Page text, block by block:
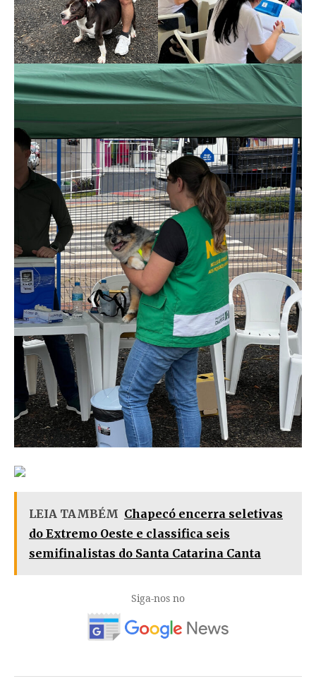
LEIA TAMBÉM Chapecó encerra seletivas
do Extremo Oeste e classifica seis
semifinalistas do Santa Catarina Canta
Siga-nos no